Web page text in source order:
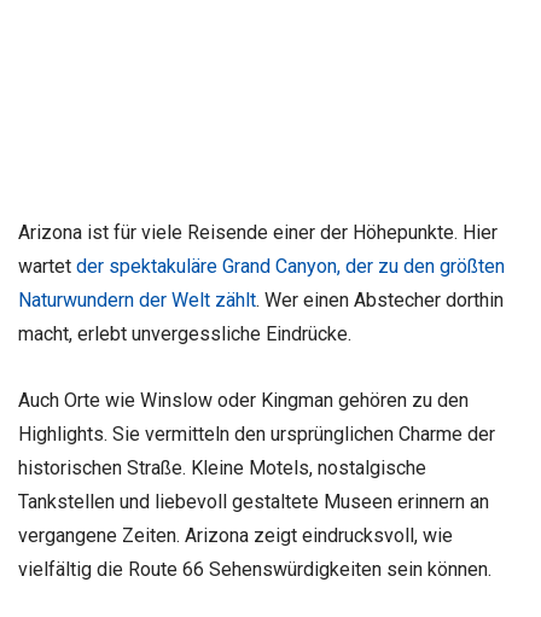
Arizona ist für viele Reisende einer der Höhepunkte. Hier
wartet der spektakuläre Grand Canyon, der zu den größten
Naturwundern der Welt zählt. Wer einen Abstecher dorthin
macht, erlebt unvergessliche Eindrücke.
Auch Orte wie Winslow oder Kingman gehören zu den
Highlights. Sie vermitteln den ursprünglichen Charme der
historischen Straße. Kleine Motels, nostalgische
Tankstellen und liebevoll gestaltete Museen erinnern an
vergangene Zeiten. Arizona zeigt eindrucksvoll, wie
vielfältig die Route 66 Sehenswürdigkeiten sein können.